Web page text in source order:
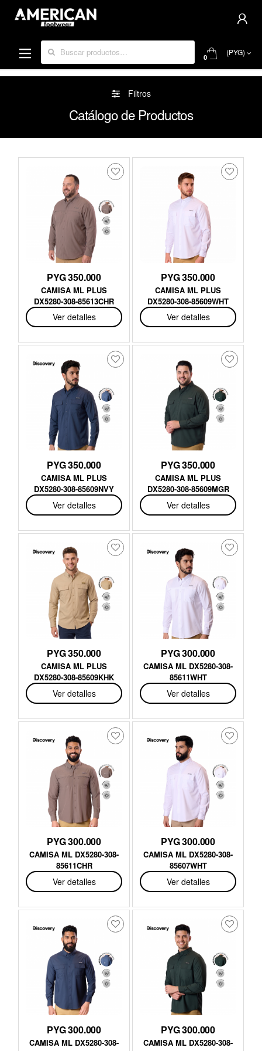
Buscar por:
0 (PYG)
Filtros
Catálogo de Productos
PYG 350.000
CAMISA ML PLUS
DX5280-308-85613CHR
Ver detalles
PYG 350.000
CAMISA ML PLUS
DX5280-308-85609WHT
Ver detalles
PYG 350.000
CAMISA ML PLUS
DX5280-308-85609NVY
Ver detalles
PYG 350.000
CAMISA ML PLUS
DX5280-308-85609MGR
Ver detalles
PYG 350.000
CAMISA ML PLUS
DX5280-308-85609KHK
Ver detalles
PYG 300.000
CAMISA ML DX5280-308-
85611WHT
Ver detalles
PYG 300.000
CAMISA ML DX5280-308-
85611CHR
Ver detalles
PYG 300.000
CAMISA ML DX5280-308-
85607WHT
Ver detalles
PYG 300.000
CAMISA ML DX5280-308-
PYG 300.000
CAMISA ML DX5280-308-